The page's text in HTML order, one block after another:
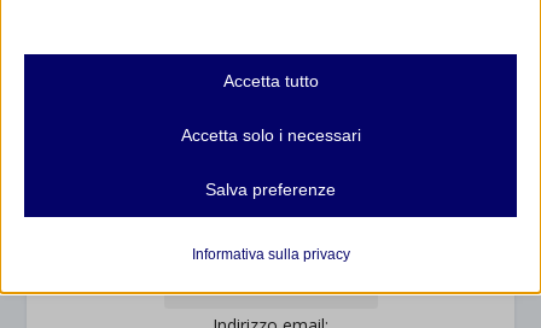
... oppure inserisci i tuoi dati:
Cognome:
Essenziali
I cookie e i servizi essenziali abilitano le funzioni di base e sono
e servizi non richiedono il consenso dell'utente secondo il GDPR.
Analitici
interagiscono con il nostro sito web.
Accetta tutto
Accetta solo i necessari
Salva preferenze
Informativa sulla privacy